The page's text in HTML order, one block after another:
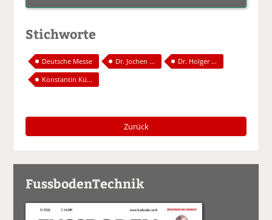
Stichworte
Deutsche Messe Dr. Jochen ...
Dr. Holger ...
Konstantin Kü...
Zurück
FussbodenTechnik